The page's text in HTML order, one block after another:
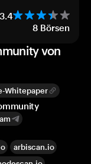
3.4
8 Börsen
von
Whitepaper
arbiscan.io